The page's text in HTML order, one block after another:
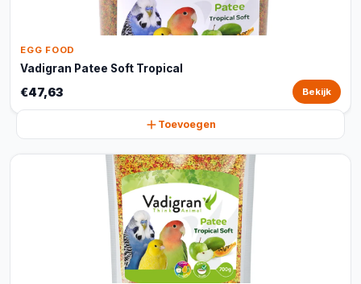
EGG FOOD
Vadigran Patee Soft Tropical
€47,63 Bekijk
Toevoegen